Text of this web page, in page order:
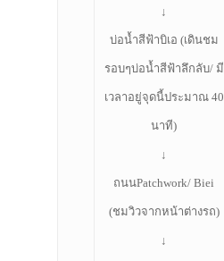
↓
บ่อน้ำสีฟ้าบิเอ (เดินชม
รอบๆบ่อน้ำสีฟ้าลึกลับ/ มี
เวลาอยู่จุดนี้ประมาณ 40
นาที)
↓
ถนนPatchwork/ Biei
(ชมวิวจากหน้าต่างรถ)
↓